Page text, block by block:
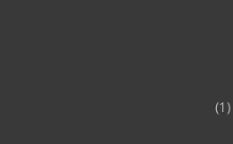
(1)